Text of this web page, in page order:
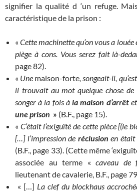
signifier la qualité d ‘un refuge.
caractéristique de la prison :
«Cette machinette qu’on vous a
piège à cons. Vous serez fait là-
page 82).
« Une maison-forte, songeait-il,
il trouvait au mot quelque chose
songer à la fois àla maison d’arrêt
une prison » (B.F., page 15).
« C’était l’exiguïté de cette pièce [(le
[…] l’impression de réclusionen était
(B.F., page 33). (Cette même
associée au terme « caveau de
lieutenant de cavalerie, B.F., page
« […] La clef du blockhaus